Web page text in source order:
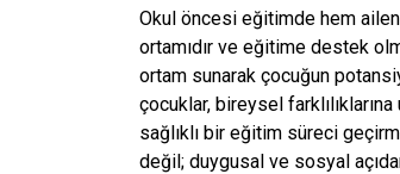
Okul öncesi eğitimde hem
ortamıdır ve eğitime destek
ortam sunarak çocuğun
çocuklar, bireysel
sağlıklı bir eğitim süreci
değil; duygusal ve sosyal